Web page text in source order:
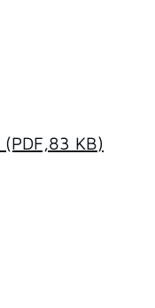
(PDF,83 KB)